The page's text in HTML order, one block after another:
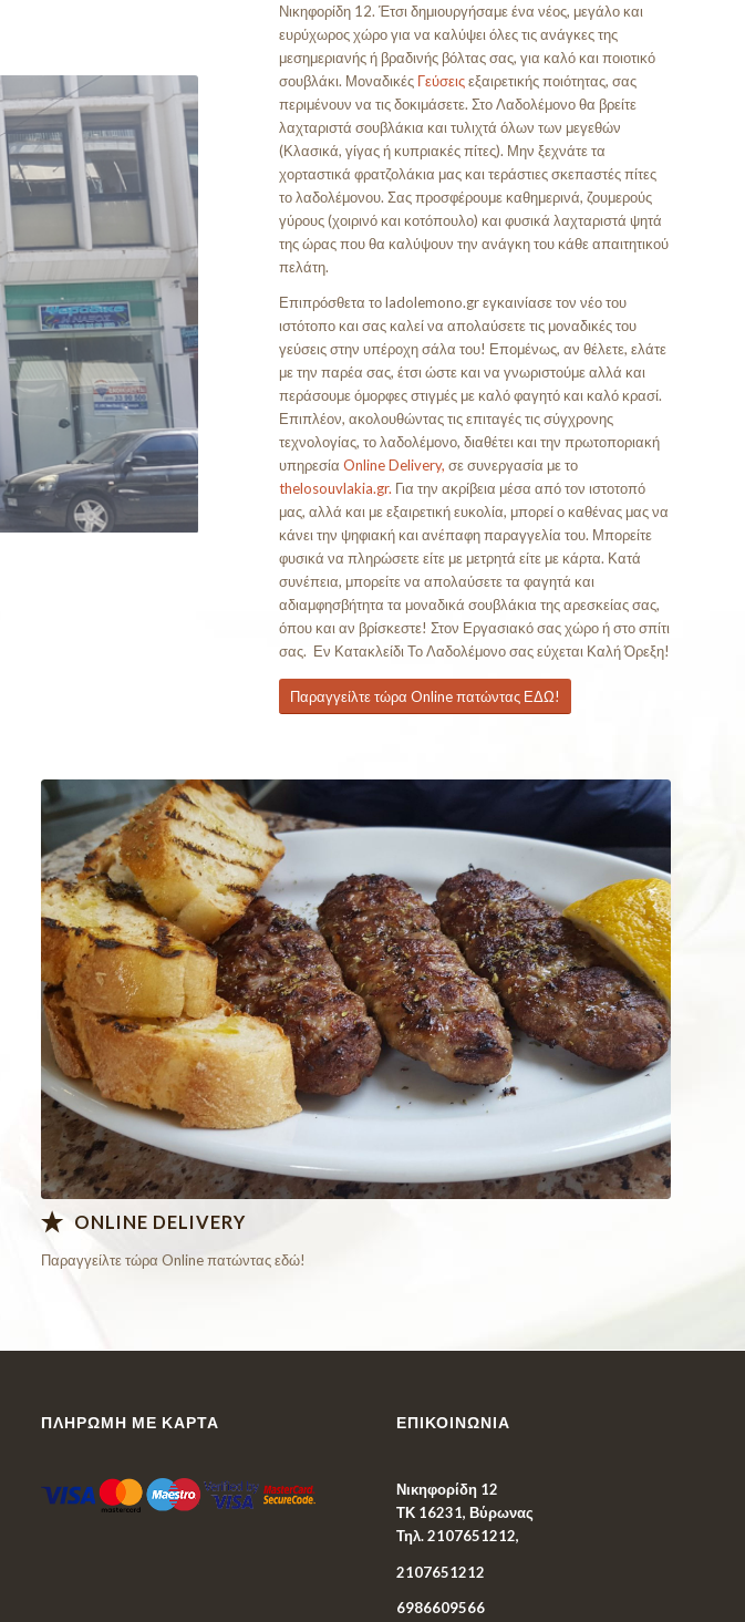
Νικηφορίδη 12. Έτσι δημιουργήσαμε ένα νέος, μεγάλο και
ευρύχωρος χώρο για να καλύψει όλες τις ανάγκες της
μεσημεριανής ή βραδινής βόλτας σας, για καλό και ποιοτικό
σουβλάκι. Μοναδικές Γεύσειςεξαιρετικής ποιότητας, σας
περιμένουν να τις δοκιμάσετε. Στο Λαδολέμονο θα βρείτε
λαχταριστά σουβλάκια και τυλιχτά όλων των μεγεθών
(Κλασικά, γίγας ή κυπριακές πίτες). Μην ξεχνάτε τα
χορταστικά φρατζολάκια μας και τεράστιες σκεπαστές πίτες
το λαδολέμονου. Σας προσφέρουμε καθημερινά, ζουμερούς
γύρους (χοιρινό και κοτόπουλο) και φυσικά λαχταριστά ψητά
της ώρας που θα καλύψουν την ανάγκη του κάθε απαιτητικού
πελάτη.
Επιπρόσθετα το ladolemono.gr εγκαινίασε τον νέο του
ιστότοπο και σας καλεί να απολαύσετε τις μοναδικές του
γεύσεις στην υπέροχη σάλα του! Επομένως, αν θέλετε, ελάτε
με την παρέα σας, έτσι ώστε και να γνωριστούμε αλλά και
περάσουμε όμορφες στιγμές με καλό φαγητό και καλό κρασί.
Επιπλέον, ακολουθώντας τις επιταγές τις σύγχρονης
τεχνολογίας, το λαδολέμονο, διαθέτει και την πρωτοποριακή
υπηρεσία Online Delivery, σε συνεργασία με το
thelosouvlakia.gr. Για την ακρίβεια μέσα από τον ιστοτοπό
μας, αλλά και με εξαιρετική ευκολία, μπορεί ο καθένας μας να
κάνει την ψηφιακή και ανέπαφη παραγγελία του. Μπορείτε
φυσικά να πληρώσετε είτε με μετρητά είτε με κάρτα. Κατά
συνέπεια, μπορείτε να απολαύσετε τα φαγητά και
αδιαμφησβήτητα τα μοναδικά σουβλάκια της αρεσκείας σας,
όπου και αν βρίσκεστε! Στον Εργασιακό σας χώρο ή στο σπίτι
σας. Εν Κατακλείδι Το Λαδολέμονο σας εύχεται Καλή Όρεξη!
Παραγγείλτε τώρα Online πατώντας ΕΔΩ!
Παράγγειλε Online Τώρα!!!
ONLINE DELIVERY
Παραγγείλτε τώρα Online πατώντας εδώ!
ΠΛΗΡΩΜΉ ΜΕ ΚΆΡΤΑ ΕΠΙΚΟΙΝΩΝΊΑ
Νικηφορίδη 12
ΤΚ 16231, Βύρωνας
Τηλ. 2107651212,
2107651212
6986609566